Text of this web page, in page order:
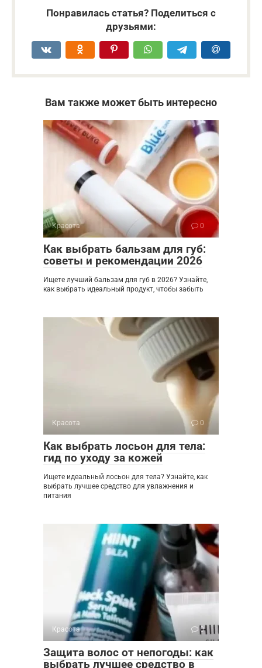
Понравилась статья? Поделиться с
друзьями:
Вам также может быть интересно
Красота 0
Как выбрать бальзам для губ:
советы и рекомендации 2026
Ищете лучший бальзам для губ в 2026? Узнайте,
как выбрать идеальный продукт, чтобы забыть
Красота 0
Как выбрать лосьон для тела:
гид по уходу за кожей
Ищете идеальный лосьон для тела? Узнайте, как
выбрать лучшее средство для увлажнения и
питания
Красота 0
Защита волос от непогоды: как
выбрать лучшее средство в